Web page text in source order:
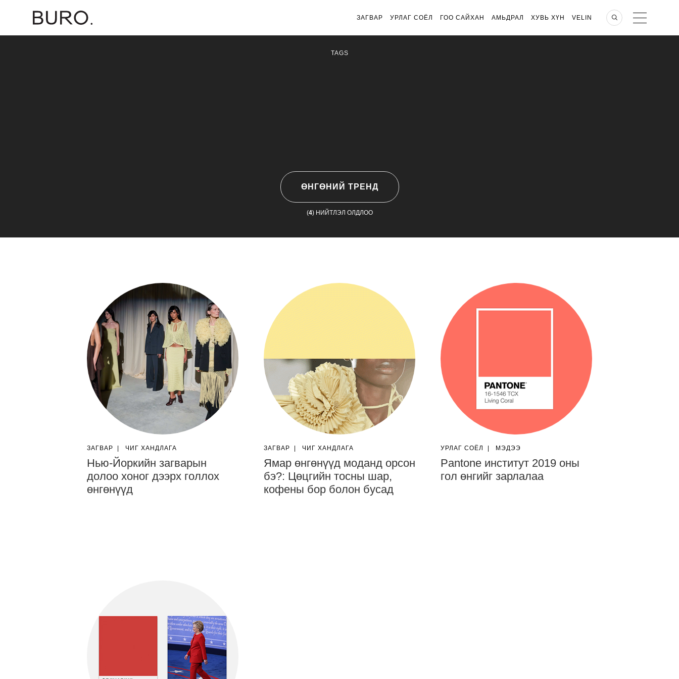
ЗАГВАР УРЛАГ СОЁЛ ГОО САЙХАН АМЬДРАЛ ХУВЬ ХҮН VELIN
TAGS
ӨНГӨНИЙ ТРЕНД
(4) НИЙТЛЭЛ ОЛДЛОО
ЗАГВАР ЧИГ ХАНДЛАГА
Нью-Йоркийн загварын
долоо хоног дээрх голлох
өнгөнүүд
ЗАГВАР ЧИГ ХАНДЛАГА
Ямар өнгөнүүд моданд орсон
бэ?: Цөцгийн тосны шар,
кофены бор болон бусад
УРЛАГ СОЁЛ МЭДЭЭ
Pantone институт 2019 оны
гол өнгийг зарлалаа